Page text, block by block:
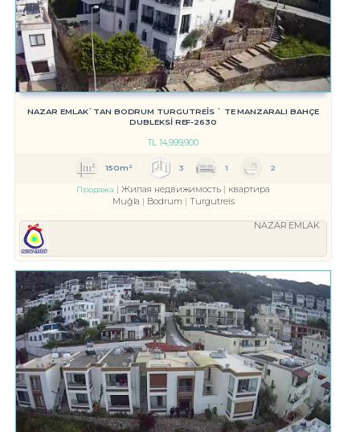
NAZAR EMLAK`TAN BODRUM TURGUTREİS ` TE MANZARALI BAHÇE
DUBLEKSİ REF-2630
TL14,999,900
150m² 3 1 2
Продажа Жилая недвижимость
квартира
Muğla
Bodrum Turgutreis
NAZAR EMLAK